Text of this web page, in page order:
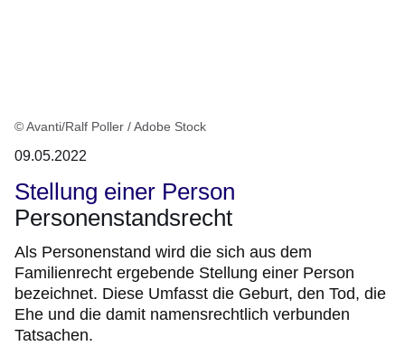
© Avanti/Ralf Poller / Adobe Stock
09.05.2022
Stellung einer Person
Personenstandsrecht
Als Personenstand wird die sich aus dem
Familienrecht ergebende Stellung einer Person
bezeichnet. Diese Umfasst die Geburt, den Tod, die
Ehe und die damit namensrechtlich verbunden
Tatsachen.